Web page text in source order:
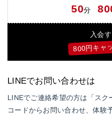
50分
入会す
800円キャ
LINEでお問い合わせは
LINEでご連絡希望の方は「ス
コードからお問い合わせ、体験